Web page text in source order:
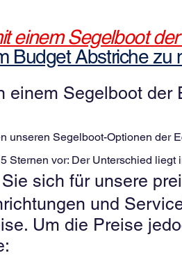
einem Segelboot
Budget Abstriche zu
einem Segelboot
unseren Segelboot-Optionen der
Sternen vor: Der Unterschied
sich für unsere
und
Um die Preise